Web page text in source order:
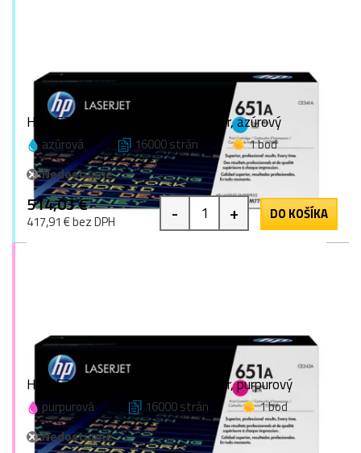
HP CE341A (651A), originálny toner, azúrový
azúrová 16000 strán
1 bod
Nedostupné
514,03 €
417,91 € bez DPH - + DO KOŠÍKA
HP CE343A (651A), originálny toner, purpurový
purpurová 16000 strán
1 bod
Nedostupné